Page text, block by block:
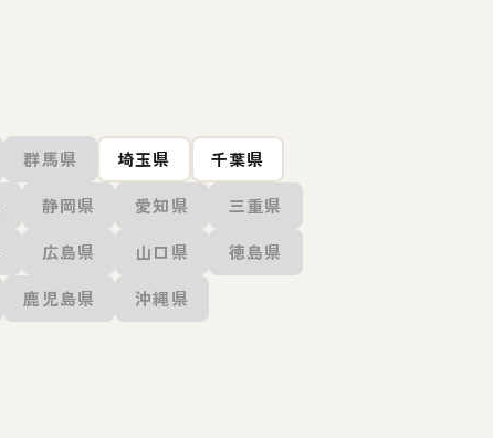
群馬県 埼玉県
千葉県
静岡県 愛知県
三重県
広島県 山口県
徳島県
鹿児島県 沖縄県